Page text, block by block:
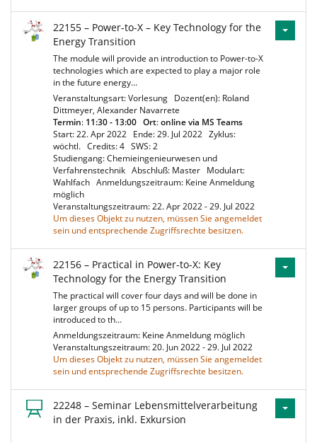
22155 – Power-to-X – Key Technology for the
Energy Transition
The module will provide an introduction to Power-to-X
technologies which are expected to play a major role
in the future energy…
Veranstaltungsart: Vorlesung Dozent(en): Roland
Dittmeyer, Alexander Navarrete
Termin: 11:30 - 13:00 Ort:online via MS Teams
Start: 22. Apr 2022 Ende: 29. Jul 2022 Zyklus:
wöchtl. Credits: 4 SWS: 2
Studiengang: Chemieingenieurwesen und
Verfahrenstechnik Abschluß: Master Modulart:
Wahlfach Anmeldungszeitraum: Keine Anmeldung
möglich
Veranstaltungszeitraum: 22. Apr 2022 - 29. Jul 2022
Um dieses Objekt zu nutzen, müssen Sie angemeldet
sein und entsprechende Zugriffsrechte besitzen.
22156 – Practical in Power-to-X: Key
Technology for the Energy Transition
The practical will cover four days and will be done in
larger groups of up to 15 persons. Participants will be
introduced to th…
Anmeldungszeitraum: Keine Anmeldung möglich
Veranstaltungszeitraum: 20. Jun 2022 - 29. Jul 2022
Um dieses Objekt zu nutzen, müssen Sie angemeldet
sein und entsprechende Zugriffsrechte besitzen.
22248 – Seminar Lebensmittelverarbeitung
in der Praxis, inkl. Exkursion